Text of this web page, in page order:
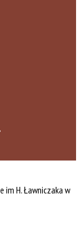
im H. Ławniczaka w